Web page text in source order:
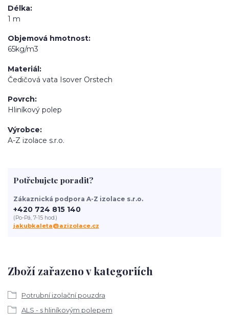
Délka
1 m
Objemová hmotnost
65kg/m3
Materiál
Čedičová vata Isover Orstech
Povrch
Hliníkový polep
Výrobce
A-Z izolace s.r.o.
Zboží zařazeno v kategoriích
Potrubní izolační pouzdra
ALS - s hliníkovým polepem
Potřebujete poradit?
Zákaznická podpora A-Z izolace s.r.o.
+420 724 815 140
(Po-Pá, 7-15 hod.)
jakubkaleta@azizolace.cz